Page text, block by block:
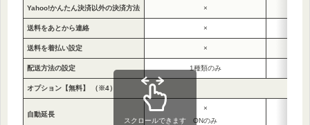
Yahoo!かんたん決済以外の決済方法 ×
送料をあとから連絡 ×
送料を着払い設定 ×
配送方法の設定 1種類のみ
オプション【無料】 （※4）
自動延長
×
ONのみ
スクロールできます